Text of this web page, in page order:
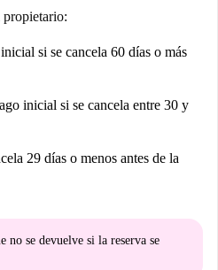
de 3 dormitorios en Rambla De Prim,
alberga todo lo esencial y más.
en la cama.
propietario:
si se cancela 60 días o más
inicial si se cancela entre 30 y
29 días o menos antes de la
no se devuelve si la reserva se